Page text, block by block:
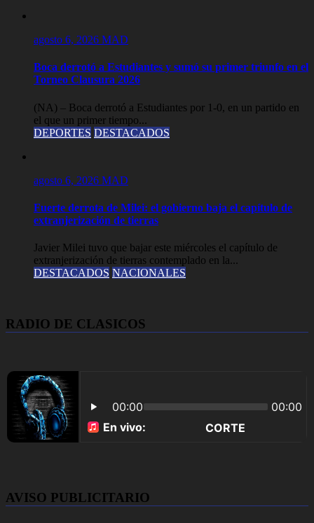
agosto 6, 2026 MAD
Boca derrotó a Estudiantes y sumó su primer triunfo en el
Torneo Clausura 2026
(NA) – Boca derrotó a Estudiantes por 1-0, en un partido en
el que un primer tiempo...
DEPORTES DESTACADOS
agosto 6, 2026 MAD
Fuerte derrota de Milei: el gobierno baja el capítulo de
extranjerización de tierras
Javier Milei tuvo que bajar este miércoles el capítulo de
extranjerización de tierras contemplado en la...
DESTACADOS NACIONALES
RADIO DE CLASICOS
AVISO PUBLICITARIO